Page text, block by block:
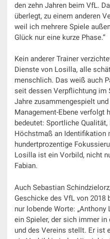
den zehn Jahren beim VfL.
überlegt, zu einem anderen
weil ich mehrere Spiele
Glück nur eine kurze Phase.“
Kein anderer Trainer
Dienste von Losilla, alle
menschlich. Das weiß auch
seit dessen Verpflichtung im
Jahre zusammengespielt
Management-Ebene verfolgt
bedeutet: Sportliche Qualität,
Höchstmaß an Identifikation
hundertprozentige
Losilla ist ein Vorbild, nicht
Fabian.
Auch Sebastian
Geschicke des VfL von 2018
nur lobende Worte:
ein Spieler, der sich immer
und des Vereins stellt. Er ist